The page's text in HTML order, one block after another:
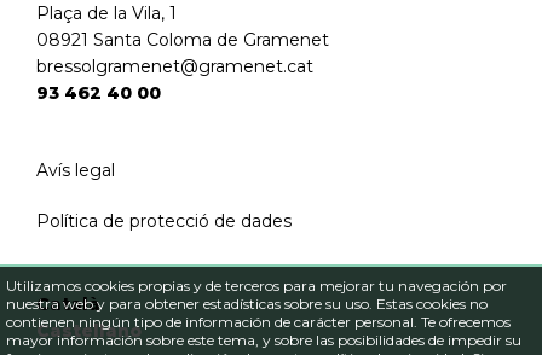
Utilizamos cookies propias y de terceros para mejorar tu navegación por
nuestra web y para obtener estadísticas sobre su uso. Estas cookies no
contienen ningún tipo de información de carácter personal. Te ofrecemos
mayor información sobre este tema, y sobre las posibilidades de impedir su
Plaça de la Vila, 1
08921 Santa Coloma de Gramenet
bressolgramenet@gramenet.cat
93 462 40 00
Avís legal
Política de protecció de dades
Català
Castellano